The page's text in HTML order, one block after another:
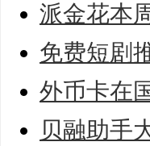
派金花本
免费短剧
外币卡在
贝融助手